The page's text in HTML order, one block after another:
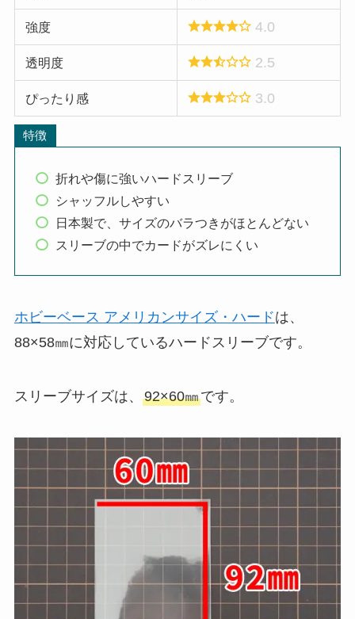
強度 4.0
透明度 2.5
ぴったり感 3.0
特徴
折れや傷に強いハードスリーブ
シャッフルしやすい
日本製で、サイズのバラつきがほとんどない
スリーブの中でカードがズレにくい
ホビーベース アメリカンサイズ・ハードは、
88×58㎜に対応しているハードスリーブです。
スリーブサイズは、 92×60㎜です。